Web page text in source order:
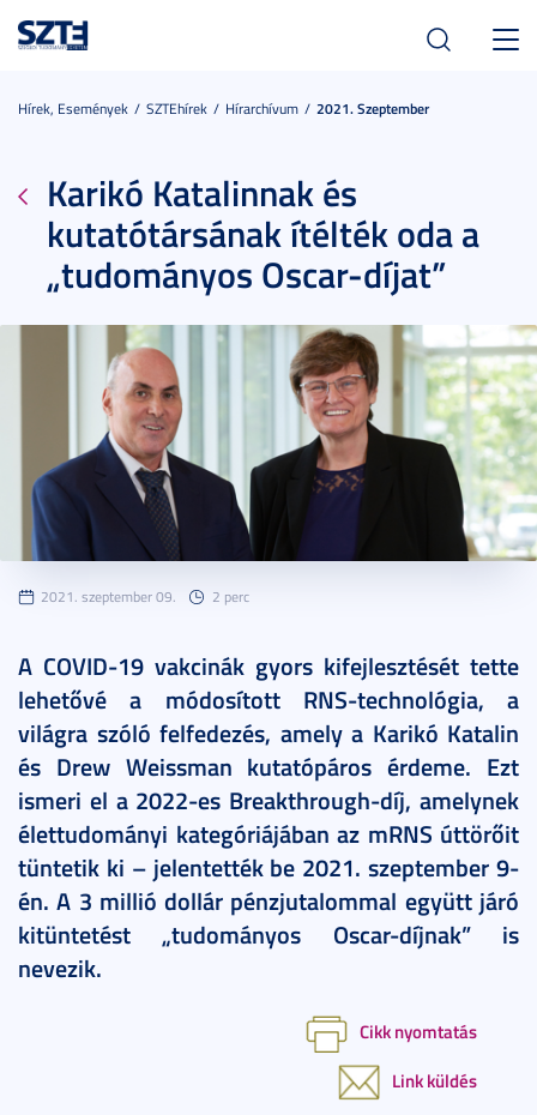
Hírek, Események SZTEhírek Hírarchívum 2021. Szeptember
Karikó Katalinnak és
kutatótársának ítélték oda a
„tudományos Oscar-díjat”
2021. szeptember 09. 2 perc
A COVID-19 vakcinák gyors kifejlesztését tette
lehetővé a módosított RNS-technológia, a
világra szóló felfedezés, amely a Karikó Katalin
és Drew Weissman kutatópáros érdeme. Ezt
ismeri el a 2022-es Breakthrough-díj, amelynek
élettudományi kategóriájában az mRNS úttörőit
tüntetik ki – jelentették be 2021. szeptember 9-
én. A 3 millió dollár pénzjutalommal együtt járó
kitüntetést „tudományos Oscar-díjnak” is
nevezik.
Cikk nyomtatás
Link küldés